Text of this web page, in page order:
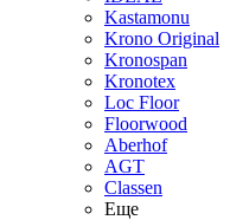
Kastamonu
Krono Original
Kronospan
Kronotex
Loc Floor
Floorwood
Aberhof
AGT
Classen
Еще